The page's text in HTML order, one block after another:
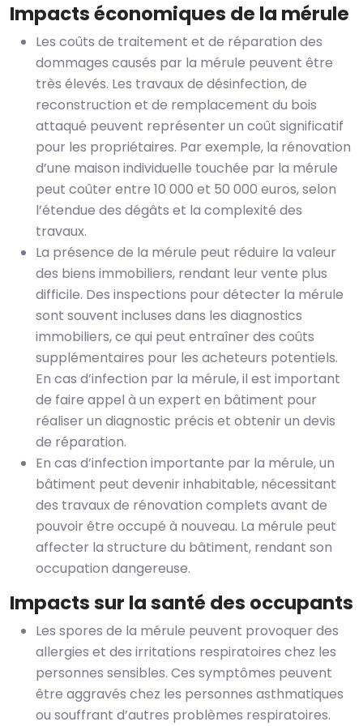
Impacts économiques de la mérule
Les coûts de traitement et de réparation des
dommages causés par la mérule peuvent être
très élevés. Les travaux de désinfection, de
reconstruction et de remplacement du bois
attaqué peuvent représenter un coût significatif
pour les propriétaires. Par exemple, la rénovation
d’une maison individuelle touchée par la mérule
peut coûter entre 10 000 et 50 000 euros, selon
l’étendue des dégâts et la complexité des
travaux.
La présence de la mérule peut réduire la valeur
des biens immobiliers, rendant leur vente plus
difficile. Des inspections pour détecter la mérule
sont souvent incluses dans les diagnostics
immobiliers, ce qui peut entraîner des coûts
supplémentaires pour les acheteurs potentiels.
En cas d’infection par la mérule, il est important
de faire appel à un expert en bâtiment pour
réaliser un diagnostic précis et obtenir un devis
de réparation.
En cas d’infection importante par la mérule, un
bâtiment peut devenir inhabitable, nécessitant
des travaux de rénovation complets avant de
pouvoir être occupé à nouveau. La mérule peut
affecter la structure du bâtiment, rendant son
occupation dangereuse.
Impacts sur la santé des occupants
Les spores de la mérule peuvent provoquer des
allergies et des irritations respiratoires chez les
personnes sensibles. Ces symptômes peuvent
être aggravés chez les personnes asthmatiques
ou souffrant d’autres problèmes respiratoires.